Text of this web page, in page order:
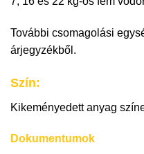
További csomagolási
árjegyzékből.
Szín:
Kikeményedett anyag
Dokumentumok